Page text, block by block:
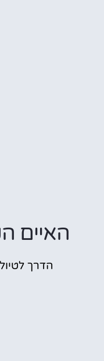
האיים
הדרך